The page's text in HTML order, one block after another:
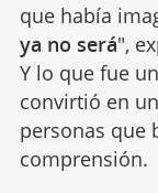
que había
ya no será",
Y lo que fue
convirtió en
personas que
comprensión.